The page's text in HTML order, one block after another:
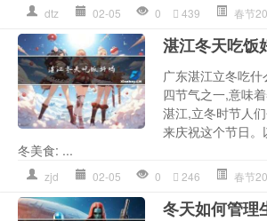
dtz 02-05 0 439 春节
湛江冬天吃饭
广东湛江立冬吃
四节气之一,意味
湛江,立冬时节人
来庆祝这个节日
冬美食: ...
zjd 02-05 0 246 春节
冬天如何管理